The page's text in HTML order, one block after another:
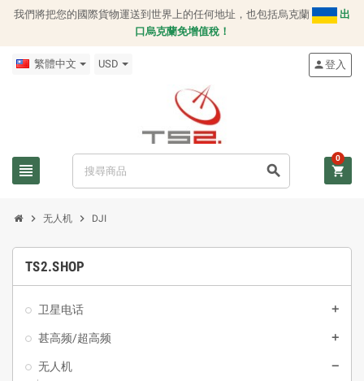
我們將把您的國際貨物運送到世界上的任何地址，也包括烏克蘭
出
口烏克蘭免增值稅！
繁體中文 USD
view_headline search
person登入
shopping_cart
0
chevron_right 无人机 chevron_right DJI
TS2.SHOP
卫星电话 add
甚高频/超高频 add
无人机 remove